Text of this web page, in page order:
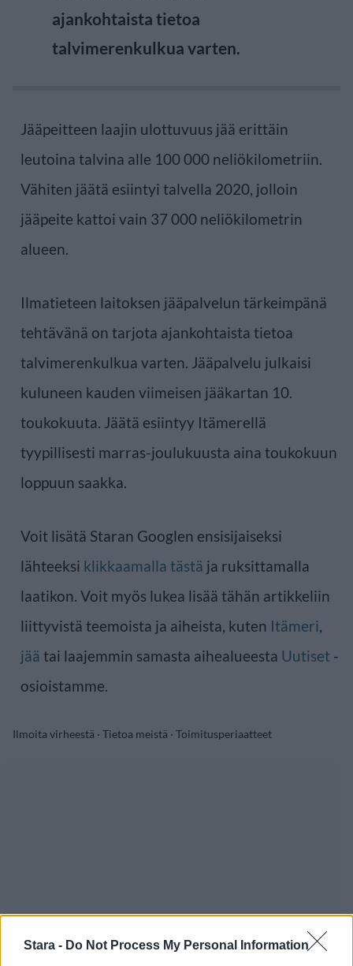
Stara - Do Not Process My Personal Information
ajankohtaista tietoa
talvimerenkulkua varten.
Jääpeitteen laajin ulottuvuus jää erittäin
leutoina talvina alle 100 000 neliökilometriin.
Vähiten jäätä esiintyi talvella 2020, jolloin
jääpeite kattoi vain 37 000 neliökilometrin
alueen.
Ilmatieteen laitoksen jääpalvelun tärkeimpänä
tehtävänä on tarjota ajankohtaista tietoa
talvimerenkulkua varten. Jääpalvelu julkaisi
kuluneen kauden viimeisen jääkartan 10.
toukokuuta. Jäätä esiintyy Itämerellä
tyypillisesti marras-joulukuusta aina toukokuun
loppuun saakka.
Voit lisätä Staran Googlen ensisijaiseksi
lähteeksi klikkaamalla tästä ja ruksittamalla
laatikon. Voit myös lukea lisää tähän artikkeliin
liittyvistä teemoista ja aiheista, kuten Itämeri,
jää tai laajemmin samasta aihealueesta Uutiset -
osioistamme.
Ilmoita virheestä · Tietoa meistä · Toimitusperiaatteet